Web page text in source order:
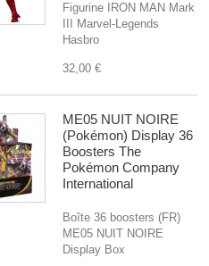
Figurine IRON MAN Mark
III Marvel-Legends
Hasbro
32,00 €
ME05 NUIT NOIRE
(Pokémon) Display 36
Boosters The
Pokémon Company
International
Boîte 36 boosters (FR)
ME05 NUIT NOIRE
Display Box